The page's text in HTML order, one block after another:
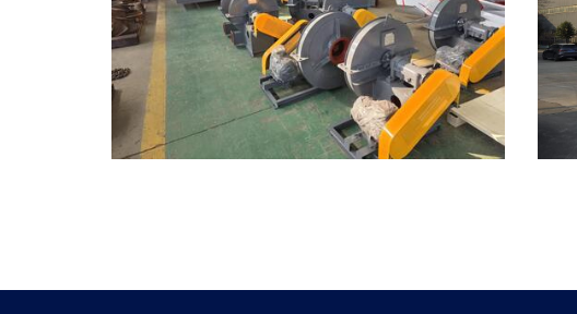
تحميل وشحن مراوح التعدين الرئيسية ثنائية الدوران من سلسلة FKCDZ